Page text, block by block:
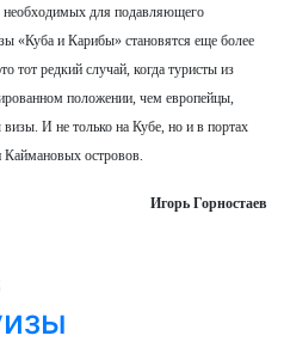
для подавляющего
«Куба и Карибы» становятся еще более
тот редкий случай, когда туристы из
положении, чем европейцы,
И не только на Кубе, но и в портах
островов.
Игорь Горностаев